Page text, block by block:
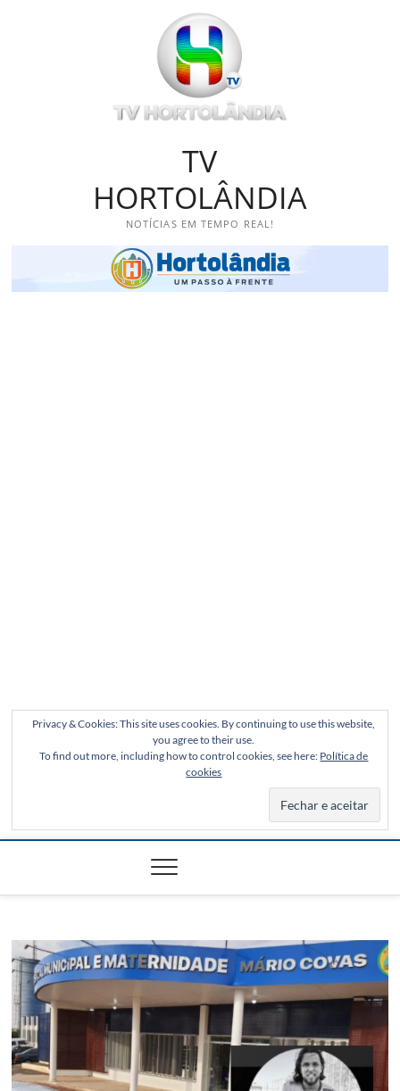
TV
HORTOLÂNDIA
NOTÍCIAS EM TEMPO REAL!
Privacy & Cookies: This site uses cookies. By continuing to use this website,
you agree to their use.
To find out more, including how to control cookies, see here: Política de
cookies